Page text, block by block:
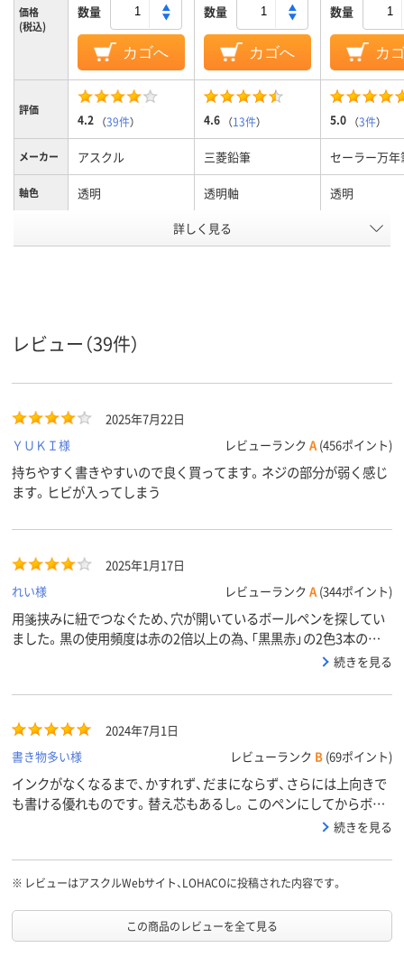
価格
(税込)
数量
カゴへ
数量
カゴへ
数量
カ
評価
4.2 （39件） 4.6 （13件） 5.0 （3件）
メーカー アスクル 三菱鉛筆 セーラー万年
軸色 透明 透明軸 透明
0.7mm
軸径 12mm
インク色 黒・赤 黒･赤 黒色／赤色
カラーグ
ブラック系、レッド
アスクル
商品環境
スコア
85
詳しく見る
レビュー（39件）
2025年7月22日
ＹＵＫＩ様
レビューランク A (456ポイント)
持ちやすく書きやすいので良く買ってます。ネジの部分が弱く感じ
ます。ヒビが入ってしまう
2025年1月17日
れい様
レビューランク A (344ポイント)
用箋挟みに紐でつなぐため、穴が開いているボールペンを探してい
ました。黒の使用頻度は赤の2倍以上の為、「黒黒赤」の2色3本の組
続きを見る
2024年7月1日
書き物多い様
レビューランク B (69ポイント)
インクがなくなるまで、かすれず、だまにならず、さらには上向きで
も書ける優れものです。替え芯もあるし。このペンにしてからボー
ルペンのストレスは全くなくなりました。ボディがステンレスのが
続きを見る
※ レビューはアスクルWebサイト、LOHACOに投稿された内容です。
この商品のレビューを全て見る